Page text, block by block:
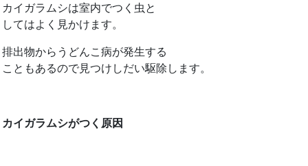
カイガラムシは室内でつく虫と
してはよく見かけます。
排出物からうどんこ病が発生する
こともあるので見つけしだい駆除します。
カイガラムシがつく原因